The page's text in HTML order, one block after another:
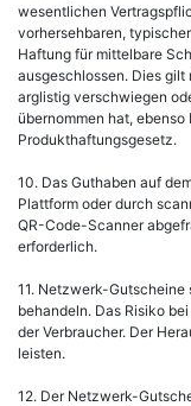
wesentlichen
vorhersehbaren,
Haftung für mittelbare
ausgeschlossen. Dies
arglistig verschwiegen
übernommen hat,
Produkthaftungsgesetz.
10. Das Guthaben auf
Plattform oder durch
QR-Code-Scanner
erforderlich.
11. Netzwerk-
behandeln. Das Risiko
der Verbraucher. Der
leisten.
12. Der Netzwerk-